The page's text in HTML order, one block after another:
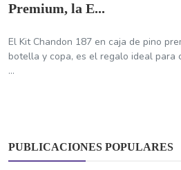
Premium, la E...
El Kit Chandon 187 en caja de pino
botella y copa, es el regalo ideal para
...
PUBLICACIONES POPULARES